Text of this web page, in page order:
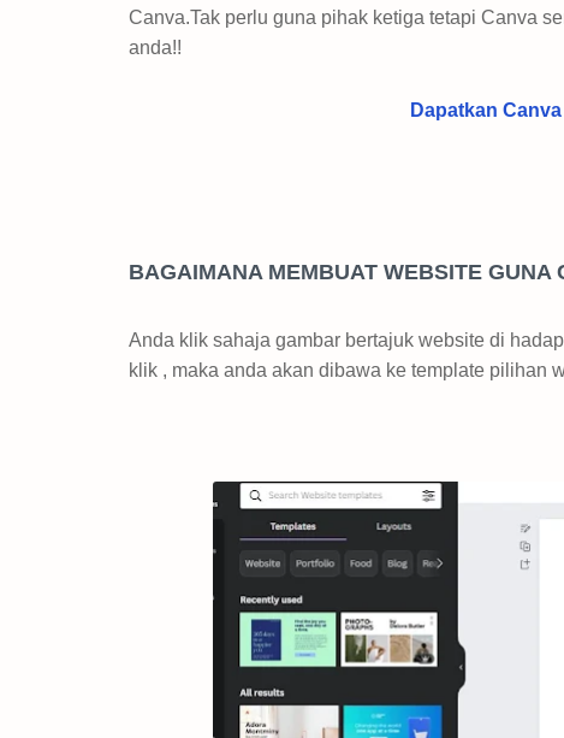
Canva.Tak perlu guna pihak ketiga tetapi Canva
anda!!
Dapatkan
BAGAIMANA MEMBUAT WEBSITE GUNA
Anda klik sahaja gambar bertajuk website di
klik , maka anda akan dibawa ke template pilihan